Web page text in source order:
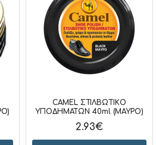
CAMEL ΣΤΙΛΒΩΤΙΚΟ
ΥΠΟΔΗΜΑΤΩΝ 40ml (ΜΑΥΡΟ)
2.93€